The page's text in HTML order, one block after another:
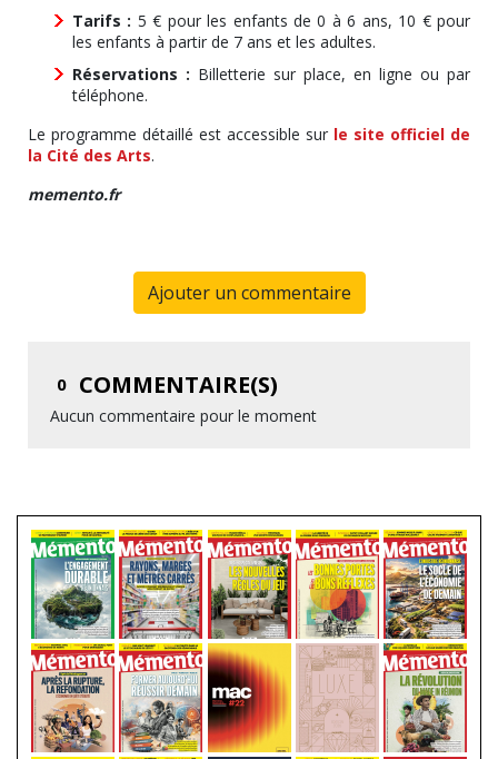
Tarifs : 5 € pour les enfants de 0 à 6 ans, 10 € pour
les enfants à partir de 7 ans et les adultes.
Réservations : Billetterie sur place, en ligne ou par
téléphone.
Le programme détaillé est accessible sur le site officiel de
la Cité des Arts.
memento.fr
Ajouter un commentaire
0 COMMENTAIRE(S)
Aucun commentaire pour le moment